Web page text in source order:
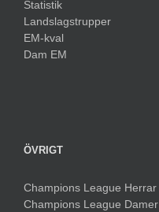
Statistik
Landslagstrupper
EM-kval
Dam EM
ÖVRIGT
Champions League Herrar
Champions League Damer